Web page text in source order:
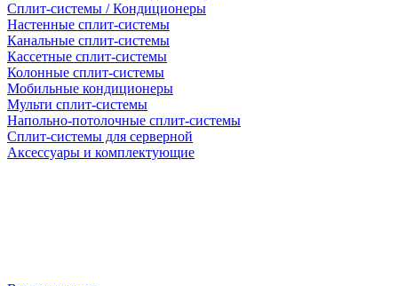
Сплит-системы / Кондиционеры
Настенные сплит-системы
Канальные сплит-системы
Кассетные сплит-системы
Колонные сплит-системы
Мобильные кондиционеры
Мульти сплит-системы
Напольно-потолочные сплит-системы
Сплит-системы для серверной
Аксессуары и комплектующие